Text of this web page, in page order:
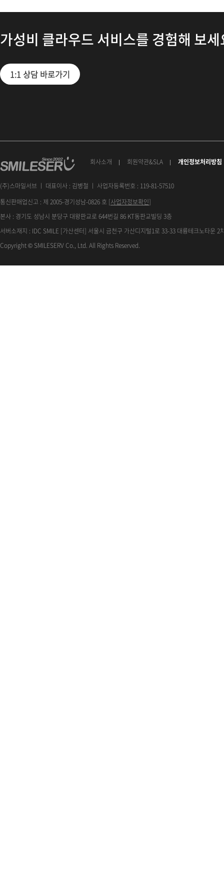
가성비 클라우드 서비스를 경험해 보
1:1 상담 바로가기
회사소개 회원약관&SLA 개인정보처리방침
(주)스마일서브 ㅣ 대표이사 : 김병철 ㅣ 사업자등록번호 : 119-81-57510
통신판매업신고 : 제 2005-경기성남-0826 호 [사업자정보확인]
본사 : 경기도 성남시 분당구 대왕판교로 644번길 86 KT동판교빌딩 3층
서버소재지 : IDC SMILE [가산센터] 서울시 금천구 가산디지털1로 33-33 대륭테크노타운 2
Copyright © SMILESERV Co., Ltd. All Rights Reserved.